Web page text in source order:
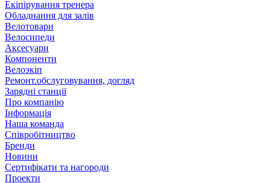
Екіпірування тренера
Обладнання для залів
Велотовари
Велосипеди
Аксесуари
Компоненти
Велоэкіп
Ремонт.обслуговування, догляд
Зарядні станції
Про компанію
Інформація
Наша команда
Співробітництво
Бренди
Новини
Сертифікати та нагороди
Проекти